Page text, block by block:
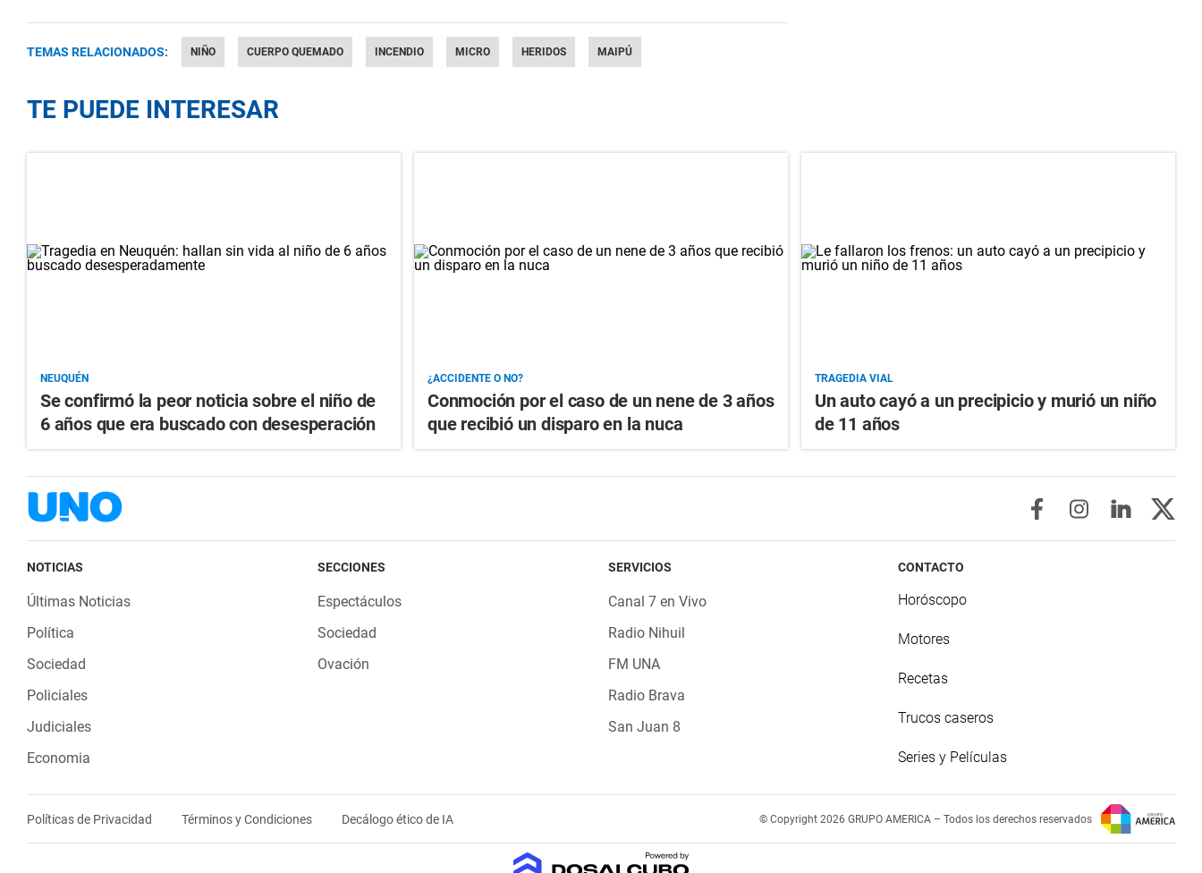
TEMAS RELACIONADOS: NIÑO CUERPO QUEMADO INCENDIO MICRO HERIDOS MAIPÚ
TE PUEDE INTERESAR
NEUQUÉN
Se confirmó la peor noticia sobre el niño de
6 años que era buscado con desesperación
¿ACCIDENTE O NO?
Conmoción por el caso de un nene de 3 años
que recibió un disparo en la nuca
TRAGEDIA VIAL
Un auto cayó a un precipicio y murió un niño
de 11 años
NOTICIAS
Últimas Noticias
Política
Sociedad
Policiales
Judiciales
Economia
SECCIONES
Espectáculos
Sociedad
Ovación
SERVICIOS
Canal 7 en Vivo
Radio Nihuil
FM UNA
Radio Brava
San Juan 8
CONTACTO
Horóscopo
Motores
Recetas
Trucos caseros
Series y Películas
Políticas de Privacidad Términos y Condiciones Decálogo ético de IA © Copyright 2026 GRUPO AMERICA – Todos los derechos reservados